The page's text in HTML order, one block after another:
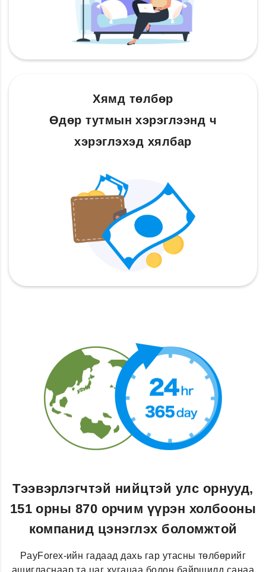
Хямд төлбөр
Өдөр тутмын хэрэглээнд ч
хэрэглэхэд хялбар
Тээвэрлэгчтэй нийцтэй улс орнууд,
151 орны 870 орчим үүрэн холбооны
компанид цэнэглэх боломжтой
PayForex-ийн гадаад дахь гар утасны төлбөрийг
ашигласнаар та цаг хугацаа болон байршилд санаа